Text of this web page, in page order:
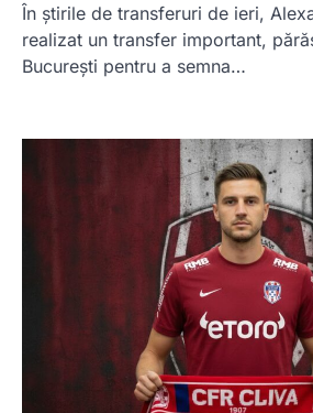
În știrile de transferuri de ieri,
realizat un transfer important,
București pentru a semna…